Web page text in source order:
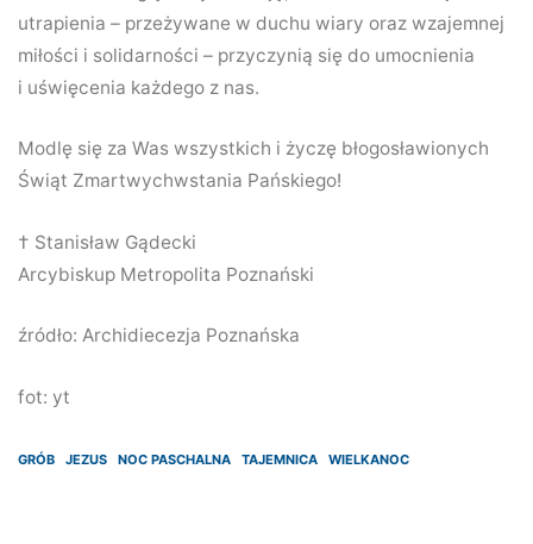
utrapienia – przeżywane w duchu wiary oraz wzajemnej
miłości i solidarności – przyczynią się do umocnienia
i uświęcenia każdego z nas.
Modlę się za Was wszystkich i życzę błogosławionych
Świąt Zmartwychwstania Pańskiego!
† Stanisław Gądecki
Arcybiskup Metropolita Poznański
źródło: Archidiecezja Poznańska
fot: yt
GRÓB JEZUS NOC PASCHALNA TAJEMNICA WIELKANOC